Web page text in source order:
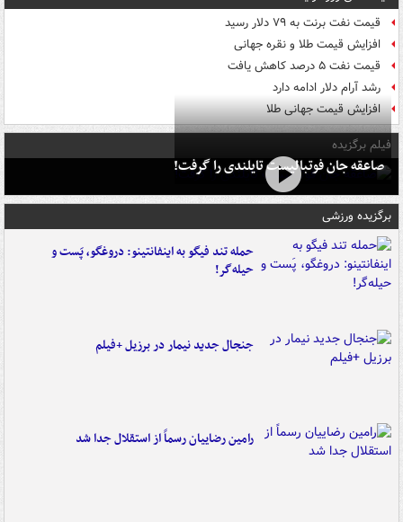
قیمت نفت برنت به ۷۹ دلار رسید
افزایش قیمت طلا و نقره جهانی
قیمت نفت ۵ درصد کاهش یافت
رشد آرام دلار ادامه دارد
افزایش قیمت جهانی طلا
فیلم برگزیده
صاعقه جان فوتبالیست تایلندی را گرفت!
برگزیده ورزشی
حمله تند فیگو به اینفانتینو: دروغگو، پَست‌ و
حیله‌گر!
جنجال جدید نیمار در برزیل +فیلم
رامین رضاییان رسماً از استقلال جدا شد